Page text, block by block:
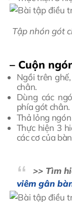
Tập nhón gót
– Cuộn
Ngồi trên
chân.
Dùng các
phía gót chân.
Thả lỏng
Thực hiện 3
các cơ của
>> Tìm
viêm gân